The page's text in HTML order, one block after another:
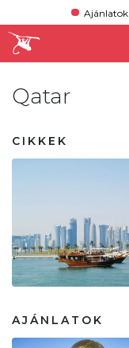
Ajánlatok
Qatar
CIKKEK
AJÁNLATOK